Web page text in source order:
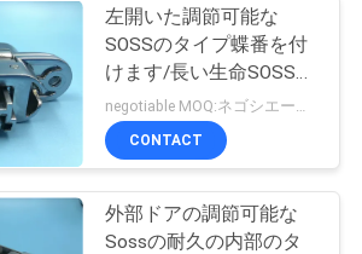
左開いた調節可能な
SOSSのタイプ蝶番を付
けます/長い生命SOSS
212ドア ヒンジ
CONTACT
外部ドアの調節可能な
Sossの耐久の内部のタ